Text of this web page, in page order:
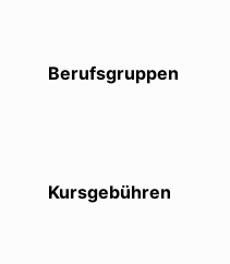
Berufsgruppen
Kursgebühren